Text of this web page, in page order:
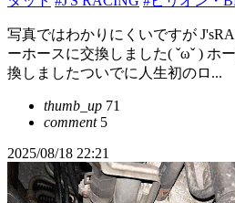
写真ではわかりにくいですが
ーホースに交換しました( ˇωˇ ) ホ
換しましたついでに人生初のロ...
thumb_up 71
comment5
2025/08/18 22:21